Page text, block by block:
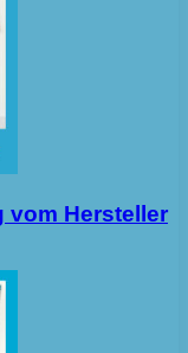
vom Hersteller